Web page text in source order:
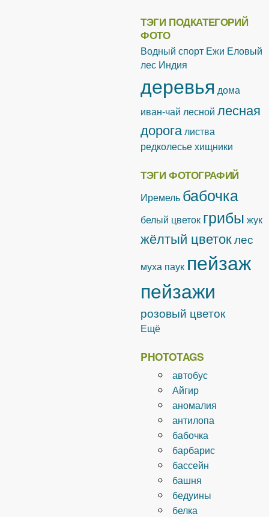
ТЭГИ ПОДКАТЕГОРИЙ
ФОТО
Водный спорт Ежи Еловый
лес Индия
деревья дома
иван-чай лесной лесная
дорога листва
редколесьехищники
ТЭГИ ФОТОГРАФИЙ
Иремель бабочка
белый цветок грибы жук
жёлтый цветоклес
муха паук пейзаж
пейзажи
розовый цветок
Ещё
PHOTOTAGS
автобус
Айгир
аномалия
антилопа
бабочка
барбарис
бассейн
башня
бедуины
белка